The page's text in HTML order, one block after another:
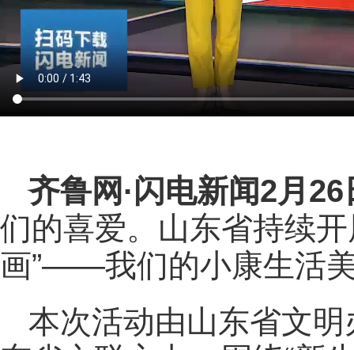
齐鲁网 ·闪电新闻2月26
们的喜爱。山东省持续开
画”——我们的小康生活
本次活动由山东省文